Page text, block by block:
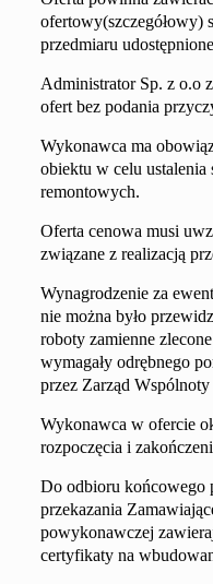
ofertowy(szczegółowy)
przedmiaru
Administrator Sp. z o.o
ofert bez podania
Wykonawca ma
obiektu w celu ustalenia
remontowych.
Oferta cenowa musi
związane z realizacją
Wynagrodzenie za
nie można było
roboty zamienne
wymagały odrębnego
przez Zarząd
Wykonawca w ofercie
rozpoczęcia i
Do odbioru końcowego
przekazania
powykonawczej
certyfikaty na